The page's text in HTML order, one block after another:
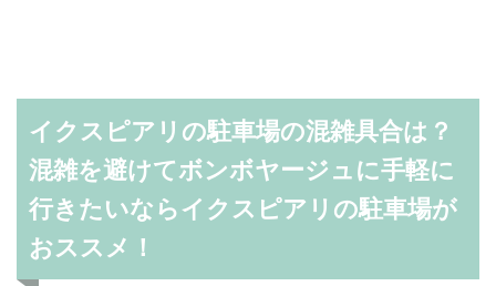
イクスピアリの駐車場の混雑具合は？
混雑を避けてボンボヤージュに手軽に
行きたいならイクスピアリの駐車場が
おススメ！